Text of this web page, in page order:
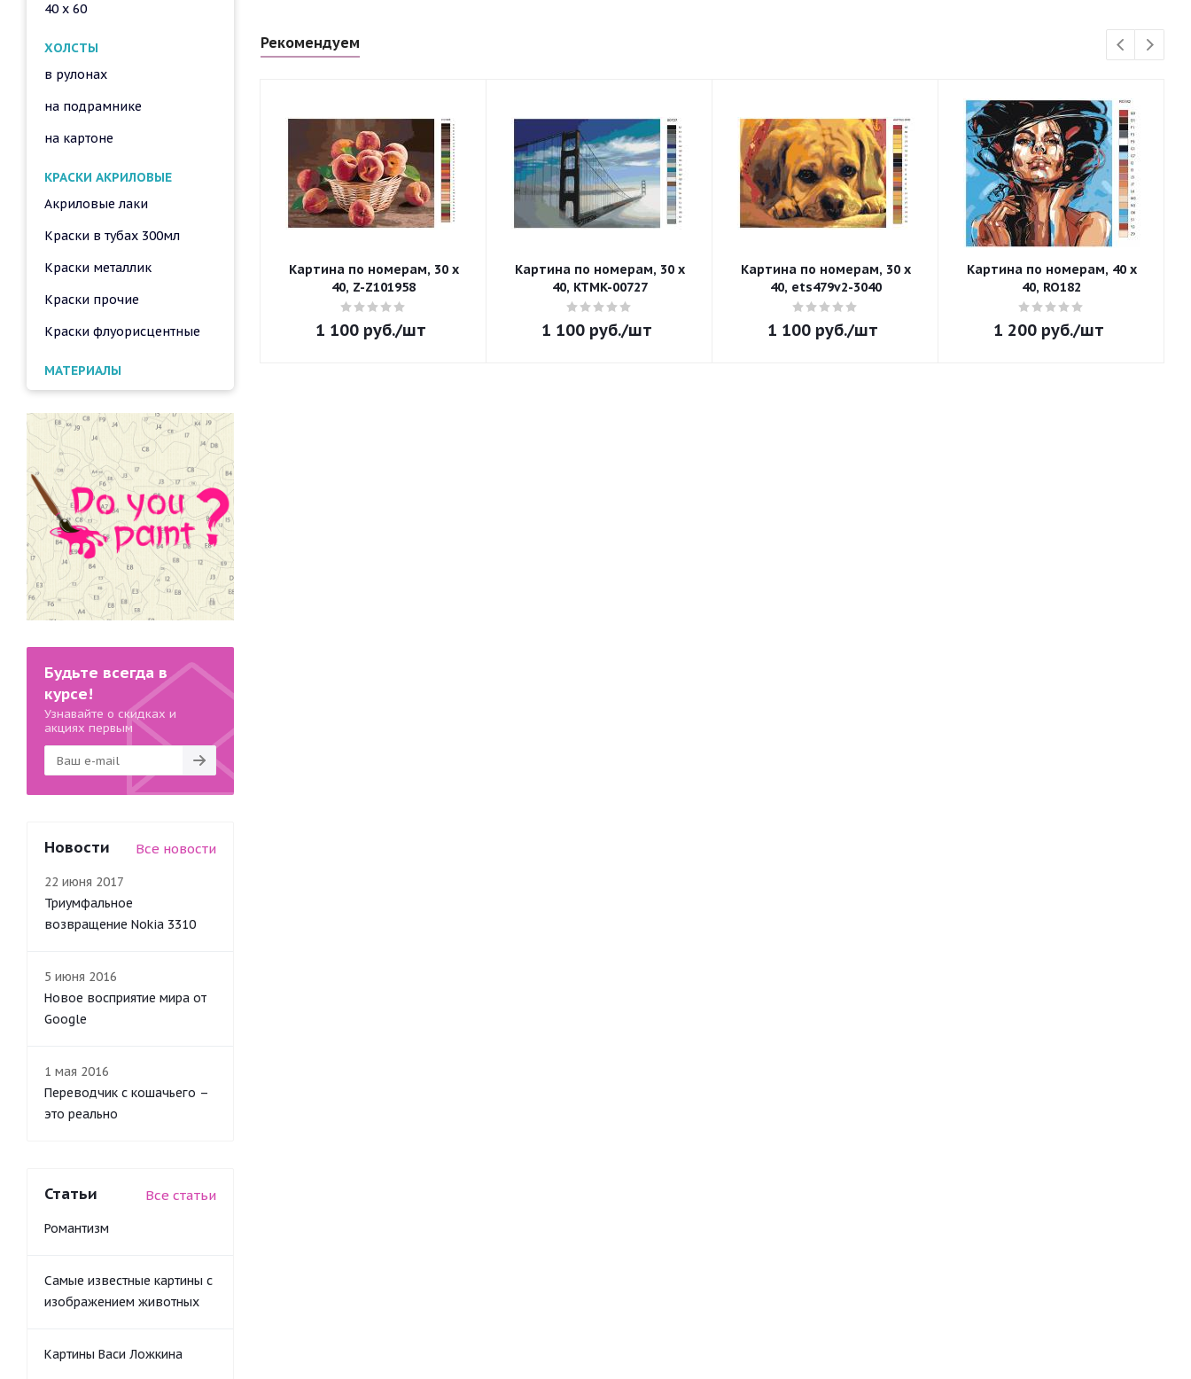
Рекомендуем
Картина по номерам, 30 x
40, Z-Z101958
1 100руб./шт
Картина по номерам, 30 x
40, KTMK-00727
1 100руб./шт
Картина по номерам, 30 x
40, ets479v2-3040
1 100руб./шт
Картина по номерам, 40 x
40, RO182
1 200руб./шт
40 x 60
ХОЛСТЫ
в рулонах
на подрамнике
на картоне
КРАСКИ АКРИЛОВЫЕ
Акриловые лаки
Краски в тубах 300мл
Краски металлик
Краски прочие
Краски флуорисцентные
МАТЕРИАЛЫ
Будьте всегда в
курсе!
Узнавайте о скидках и
акциях первым
Новости Все новости
22 июня 2017
Триумфальное
возвращение Nokia 3310
5 июня 2016
Новое восприятие мира от
Google
1 мая 2016
Переводчик с кошачьего –
это реально
Статьи Все статьи
Романтизм
Самые известные картины с
изображением животных
Картины Васи Ложкина